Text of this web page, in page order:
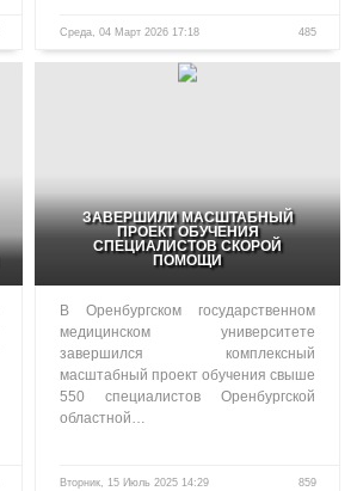
Среда, 04 Март 2026 17:18 485
ЗАВЕРШИЛИ МАСШТАБНЫЙ
ПРОЕКТ ОБУЧЕНИЯ
СПЕЦИАЛИСТОВ СКОРОЙ
ПОМОЩИ
В Оренбургском государственном
медицинском университете
завершился комплексный
масштабный проект обучения свыше
550 специалистов Оренбургской
областной…
Вторник, 15 Июль 2025 14:29 859